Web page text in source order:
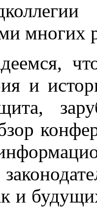
многих
что
и
и